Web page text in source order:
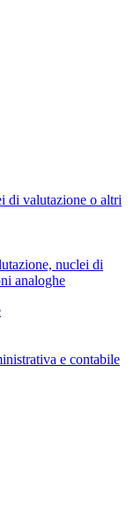
di valutazione o altri
nuclei di
analoghe
e contabile